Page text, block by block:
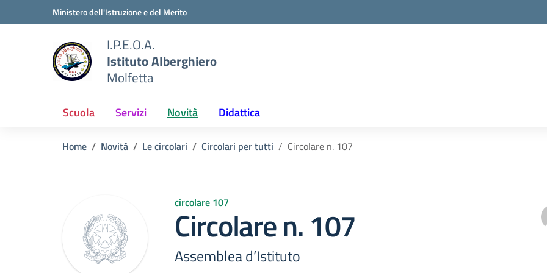
Vai ai contenuti
Vai al menu di navigazioneMinistero dell'Istruzione e del Merito
I.P.E.O.A.
Istituto Alberghiero
Molfetta
Scuola Servizi Novità Didattica
Home Novità Le circolari Circolari per tutti Circolare n. 107
circolare 107
Circolare n. 107
Assemblea d’Istituto